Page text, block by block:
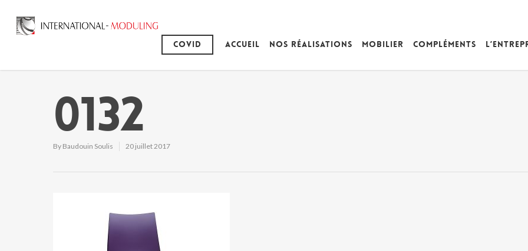
Covid Accueil Nos réalisations Mobilier Compléments
0132
By Baudouin Soulis 20 juillet 2017